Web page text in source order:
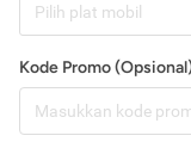
Pilih plat mobil
Kode Promo